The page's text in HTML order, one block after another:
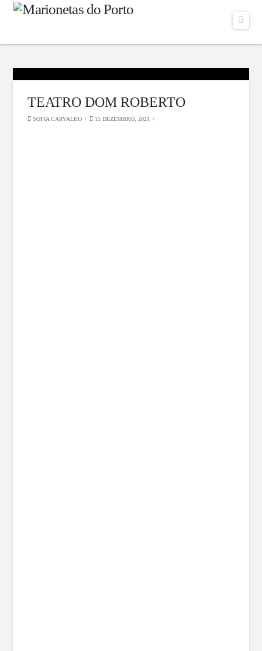
TEATRO DOM ROBERTO
SOFIA CARVALHO 15 DEZEMBRO, 2021